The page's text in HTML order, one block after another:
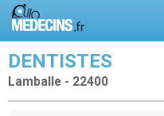
DENTISTES
Lamballe - 22400